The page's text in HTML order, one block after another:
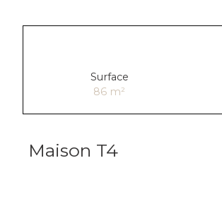
Surface
86 m²
Maison T4